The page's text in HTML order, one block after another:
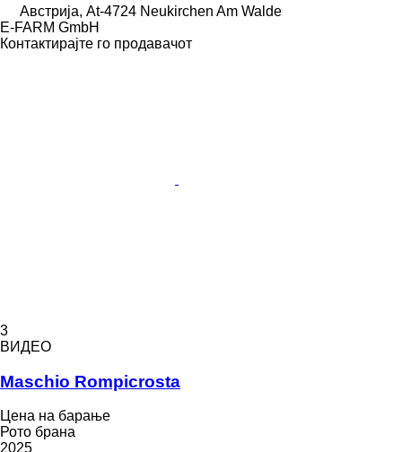
Австрија, At-4724 Neukirchen Am Walde
E-FARM GmbH
Контактирајте го продавачот
3
ВИДЕО
Maschio Rompicrosta
Цена на барање
Рото брана
2025